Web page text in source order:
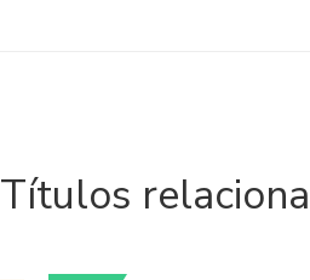
Títulos